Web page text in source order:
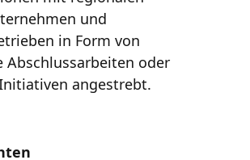
und
in Form von
Abschlussarbeiten oder
angestrebt.